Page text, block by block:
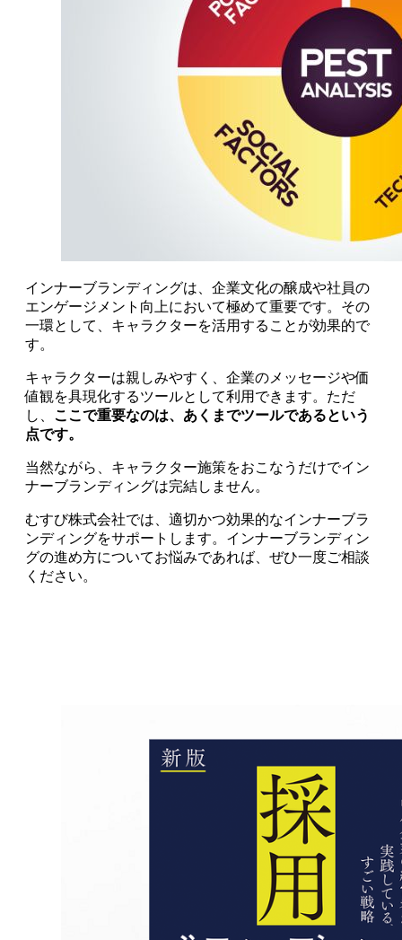
インナーブランディングは、企業文化の醸成や社員の
エンゲージメント向上において極めて重要です。その
一環として、キャラクターを活用することが効果的で
す。
キャラクターは親しみやすく、企業のメッセージや価
値観を具現化するツールとして利用できます。ただ
し、 ここで重要なのは、あくまでツールであるという
点です。
当然ながら、キャラクター施策をおこなうだけでイン
ナーブランディングは完結しません。
むすび株式会社では、適切かつ効果的なインナーブラ
ンディングをサポートします。インナーブランディン
グの進め方についてお悩みであれば、ぜひ一度ご相談
ください。